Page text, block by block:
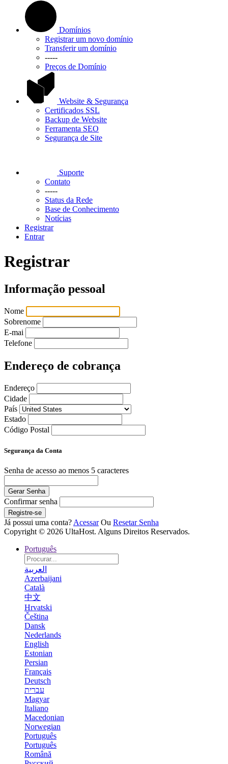
Domínios
Registrar um novo domínio
Transferir um domínio
-----
Preços de Domínio
Website & Segurança
Certificados SSL
Backup de Website
Ferramenta SEO
Segurança de Site
Suporte
Contato
-----
Status da Rede
Base de Conhecimento
Notícias
Registrar
Entrar
Registrar
Informação pessoal
Nome
Sobrenome
E-mai
Telefone
Endereço de cobrança
Endereço
Cidade
País
Estado
Código Postal
Segurança da Conta
Senha de acesso ao menos 5 caracteres
Gerar Senha
Confirmar senha
Registre-se
Já possui uma conta? Acessar Ou Resetar Senha
Copyright © 2026 UltaHost. Alguns Direitos Reservados.
Português
العربية
Azerbaijani
Català
中文
Hrvatski
Čeština
Dansk
Nederlands
English
Estonian
Persian
Français
Deutsch
עברית
Magyar
Italiano
Macedonian
Norwegian
Português
Português
Română